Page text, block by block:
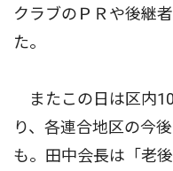
クラブのＰＲや後継
た。
またこの日は区内
り、各連合地区の今
も。田中会長は「老